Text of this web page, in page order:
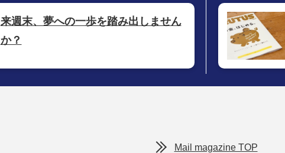
来週末、夢への一歩を踏み出しません
か？
Mail magazine TOP